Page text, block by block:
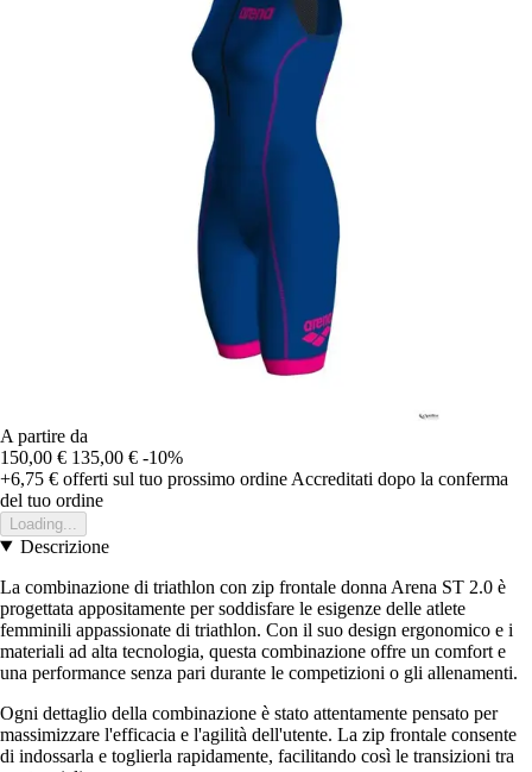
A partire da
150,00 € 135,00 € -10%
+6,75 € offerti sul tuo prossimo ordine Accreditati dopo la conferma
del tuo ordine
Loading...
Descrizione
La combinazione di triathlon con zip frontale donna Arena ST 2.0 è
progettata appositamente per soddisfare le esigenze delle atlete
femminili appassionate di triathlon. Con il suo design ergonomico e i
materiali ad alta tecnologia, questa combinazione offre un comfort e
una performance senza pari durante le competizioni o gli allenamenti.
Ogni dettaglio della combinazione è stato attentamente pensato per
massimizzare l'efficacia e l'agilità dell'utente. La zip frontale consente
di indossarla e toglierla rapidamente, facilitando così le transizioni tra